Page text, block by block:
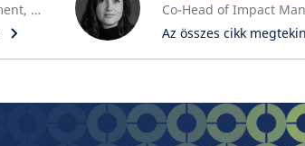
Head of Sustainable Investment, Schroders Capital
Co-Head of Impact
Az összes cikk